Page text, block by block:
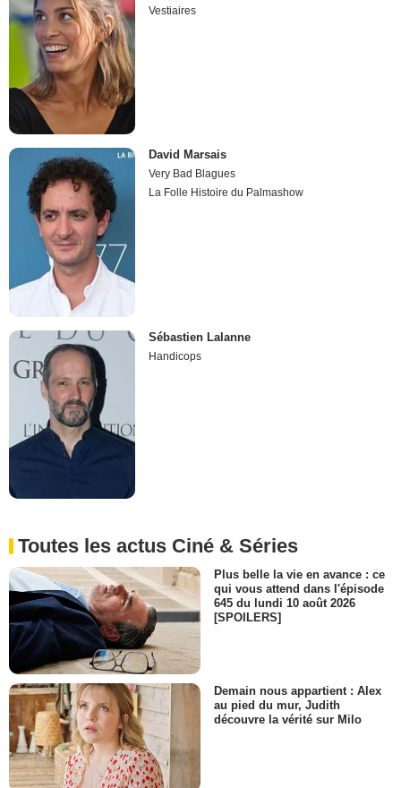
Vestiaires
David Marsais
Very Bad Blagues
La Folle Histoire du Palmashow
Sébastien Lalanne
Handicops
Toutes les actus Ciné & Séries
Plus belle la vie en avance : ce
qui vous attend dans l'épisode
645 du lundi 10 août 2026
[SPOILERS]
Demain nous appartient : Alex
au pied du mur, Judith
découvre la vérité sur Milo